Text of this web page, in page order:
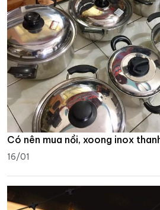
Có nên mua nồi, xoong inox
16/01